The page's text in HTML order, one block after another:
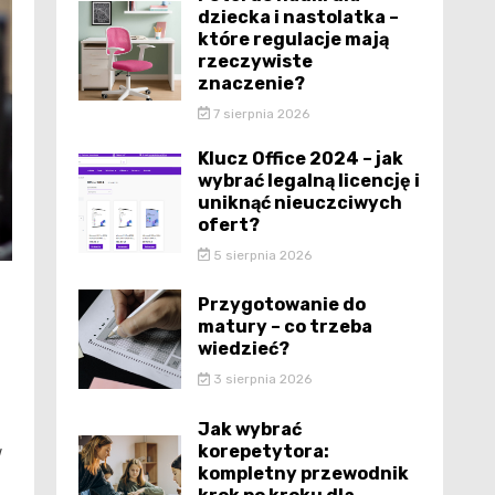
dziecka i nastolatka –
które regulacje mają
rzeczywiste
znaczenie?
7 sierpnia 2026
Klucz Office 2024 – jak
wybrać legalną licencję i
uniknąć nieuczciwych
ofert?
5 sierpnia 2026
Przygotowanie do
matury – co trzeba
wiedzieć?
3 sierpnia 2026
Jak wybrać
korepetytora:
kompletny przewodnik